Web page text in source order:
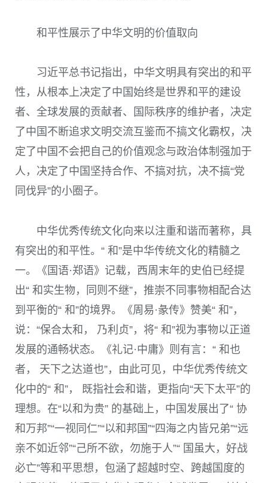
和平性展示了中华文明的价值取向
习近平总书记指出，中华文明具有突出的和平
性，从根本上决定了中国始终是世界和平的建设
者、全球发展的贡献者、国际秩序的维护者，决定
了中国不断追求文明交流互鉴而不搞文化霸权，决
定了中国不会把自己的价值观念与政治体制强加于
人，决定了中国坚持合作、不搞对抗，决不搞“党
同伐异”的小圈子。
中华优秀传统文化向来以注重和谐而著称，具
有突出的和平性。“ 和”是中华传统文化的精髓之
一。《国语·郑语》记载，西周末年的史伯已经提
出“ 和实生物，同则不继”，推崇不同事物相配合达
到平衡的“ 和”的境界。《周易 ·彖传》赞美“ 和”，
说：“保合太和， 乃利贞”，将“ 和”视为事物以正道
发展的通畅状态。《礼记·中庸》则有言：“ 和也
者， 天下之达道也”，由此可见，中华优秀传统文
化中的“ 和”， 既指社会和谐，更指向“天下太平”的
理想。在“以和为贵” 的基础上，中国发展出了“ 协
和万邦”“一视同仁”“以和邦国”“四海之内皆兄弟”“远
亲不如近邻”“己所不欲，勿施于人”“ 国虽大，好战
必亡”等和平思想，包涵了超越时空、跨越国度的